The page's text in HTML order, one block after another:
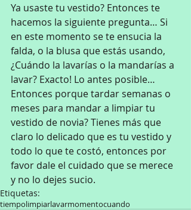
Ya usaste tu vestido? Entonces te
hacemos la siguiente pregunta… Si
en este momento se te ensucia la
falda, o la blusa que estás usando,
¿Cuándo la lavarías o la mandarías a
lavar? Exacto! Lo antes posible…
Entonces porque tardar semanas o
meses para mandar a limpiar tu
vestido de novia? Tienes más que
claro lo delicado que es tu vestido y
todo lo que te costó, entonces por
favor dale el cuidado que se merece
y no lo dejes sucio.
Etiquetas:
tiempolimpiarlavarmomentocuando